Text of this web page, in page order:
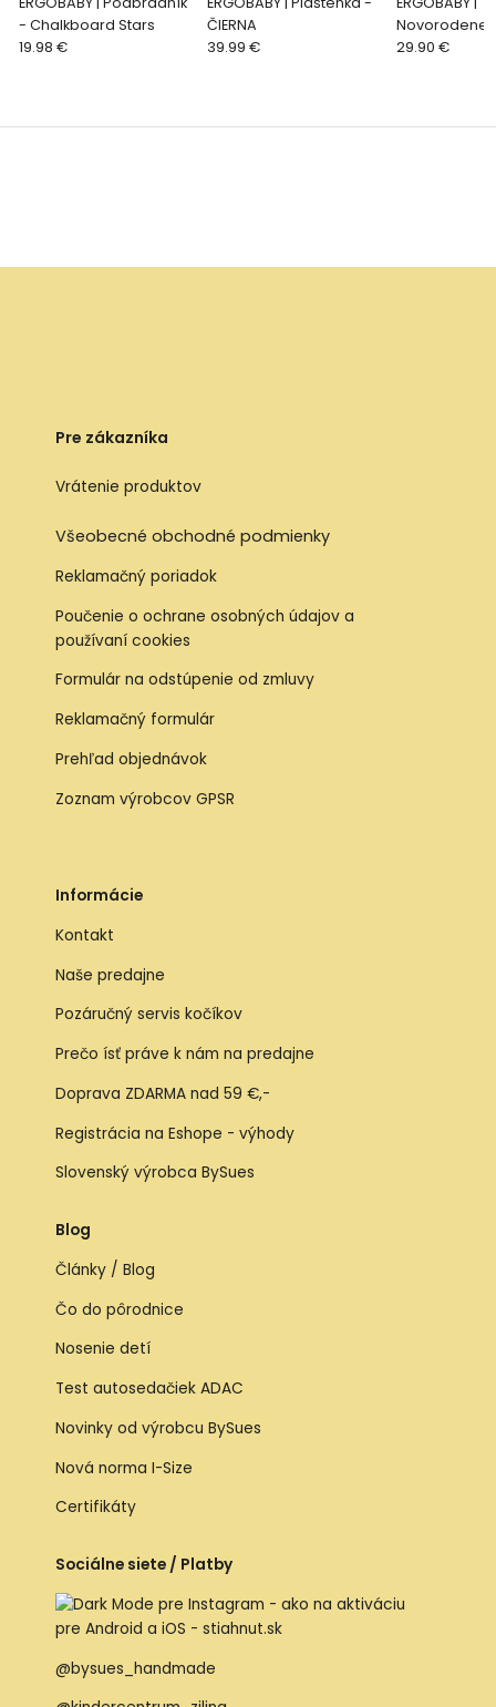
- Chalkboard Stars
19.98 €
ČIERNA
39.99 €
ORIGINAL -
29.90 €
Pre zákazníka
Vrátenie produktov
Všeobecné obchodné podmienky
Reklamačný poriadok
Poučenie o ochrane osobných údajov a
používaní cookies
Formulár na odstúpenie od zmluvy
Reklamačný formulár
Prehľad objednávok
Zoznam výrobcov GPSR
Informácie
Kontakt
Naše predajne
Pozáručný servis kočíkov
Prečo ísť práve k nám na predajne
Doprava ZDARMA nad 59 €,-
Registrácia na Eshope - výhody
Slovenský výrobca BySues
Blog
Články / Blog
Čo do pôrodnice
Nosenie detí
Test autosedačiek ADAC
Novinky od výrobcu BySues
Nová norma I-Size
Certifikáty
Sociálne siete / Platby
@bysues_handmade